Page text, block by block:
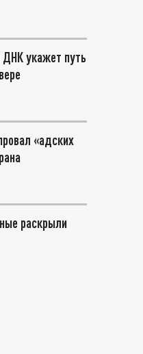
ДНК укажет путь
«адских
раскрыли